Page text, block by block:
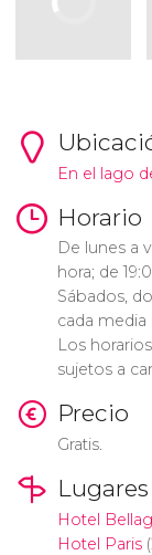
En el lago
Horario
De lunes a
hora; de
Sábados,
cada media
Los
sujetos a
Precio
Gratis.
Hotel
Hotel Paris